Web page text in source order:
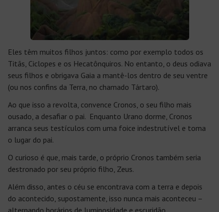
Eles têm muitos filhos juntos: como por exemplo todos os
Titãs, Ciclopes e os Hecatônquiros. No entanto, o deus odiava
seus filhos e obrigava Gaia a mantê-los dentro de seu ventre
(ou nos confins da Terra, no chamado Tártaro).
Ao que isso a revolta, convence Cronos, o seu filho mais
ousado, a desafiar o pai. Enquanto Urano dorme, Cronos
arranca seus testículos com uma foice indestrutível e toma
o lugar do pai.
O curioso é que, mais tarde, o próprio Cronos também seria
destronado por seu próprio filho, Zeus.
Além disso, antes o céu se encontrava com a terra e depois
do acontecido, supostamente, isso nunca mais aconteceu –